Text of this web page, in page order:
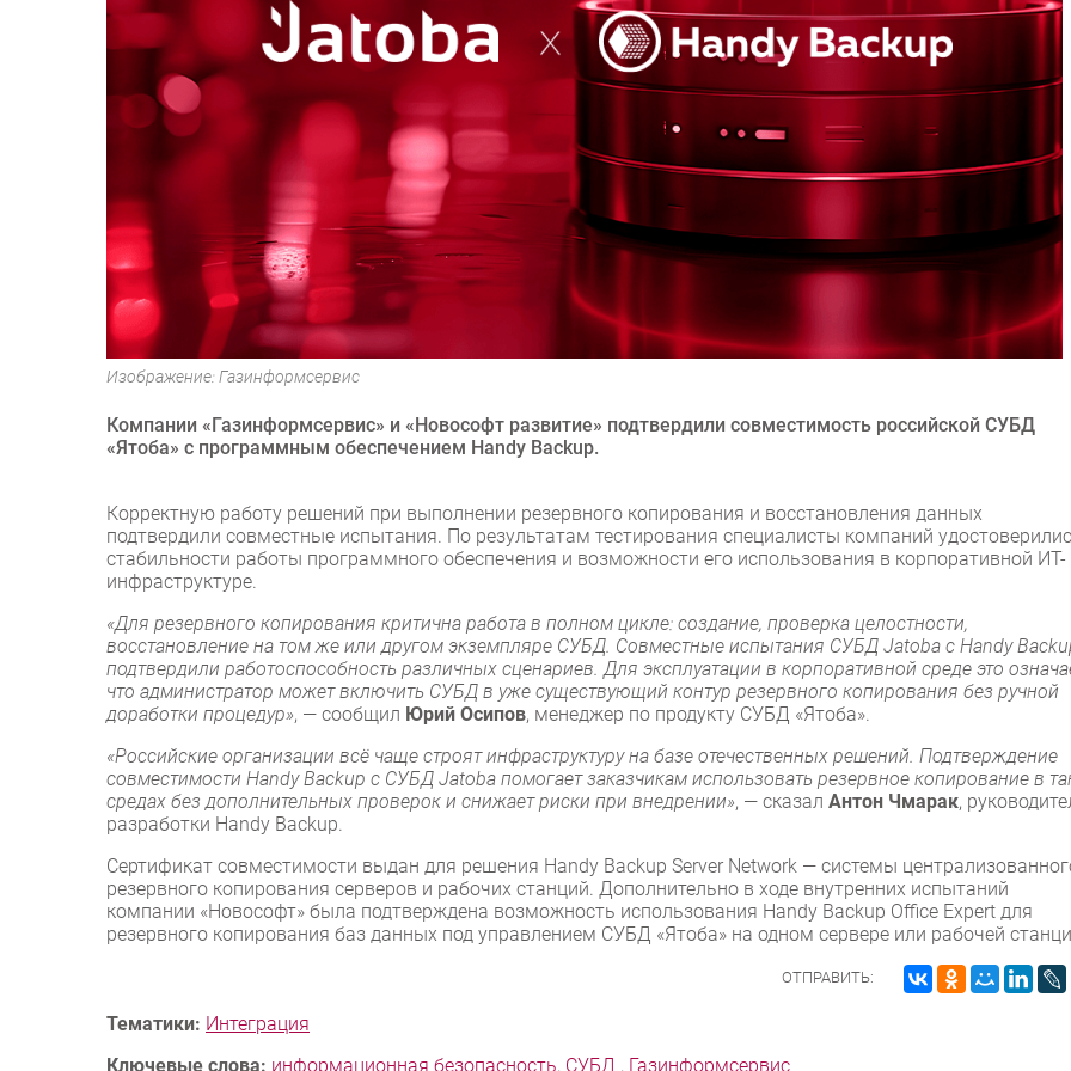
Изображение: Газинформсервис
Компании «Газинформсервис» и «Новософт развитие» подтвердили совместимость российской СУБД
«Ятоба» с программным обеспечением Handy Backup.
Корректную работу решений при выполнении резервного копирования и восстановления данных
подтвердили совместные испытания. По результатам тестирования специалисты компаний
стабильности работы программного обеспечения и возможности его использования в корпоративной ИТ-
инфраструктуре.
«Для резервного копирования критична работа в полном цикле: создание, проверка целостности,
восстановление на том же или другом экземпляре СУБД. Совместные испытания СУБД Jatoba с Handy
подтвердили работоспособность различных сценариев. Для эксплуатации в корпоративной среде это
что администратор может включить СУБД в уже существующий контур резервного копирования без ручной
доработки процедур», — сообщил Юрий Осипов, менеджер по продукту СУБД «Ятоба».
«Российские организации всё чаще строят инфраструктуру на базе отечественных решений. Подтверждение
совместимости Handy Backup с СУБД Jatoba помогает заказчикам использовать резервное копирование в
средах без дополнительных проверок и снижает риски при внедрении», — сказал Антон Чмарак,
разработки Handy Backup.
Сертификат совместимости выдан для решения Handy Backup Server Network — системы
резервного копирования серверов и рабочих станций. Дополнительно в ходе внутренних испытаний
компании «Новософт» была подтверждена возможность использования Handy Backup Office Expert для
резервного копирования баз данных под управлением СУБД «Ятоба» на одном сервере или рабочей
ОТПРАВИТЬ:
Тематики: Интеграция
Ключевые слова: информационная безопасность, СУБД , Газинформсервис